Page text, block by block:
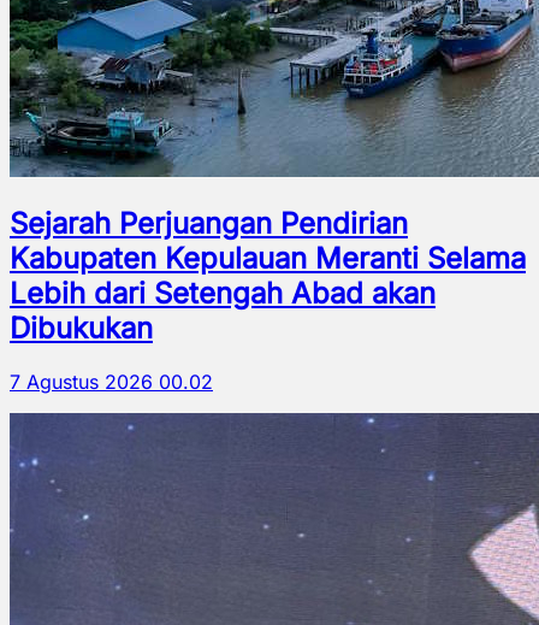
Sejarah Perjuangan Pendirian
Kabupaten Kepulauan Meranti Selama
Lebih dari Setengah Abad akan
Dibukukan
7 Agustus 2026 00.02